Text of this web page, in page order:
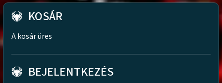
KOSÁR
A kosár üres
BEJELENTKEZÉS